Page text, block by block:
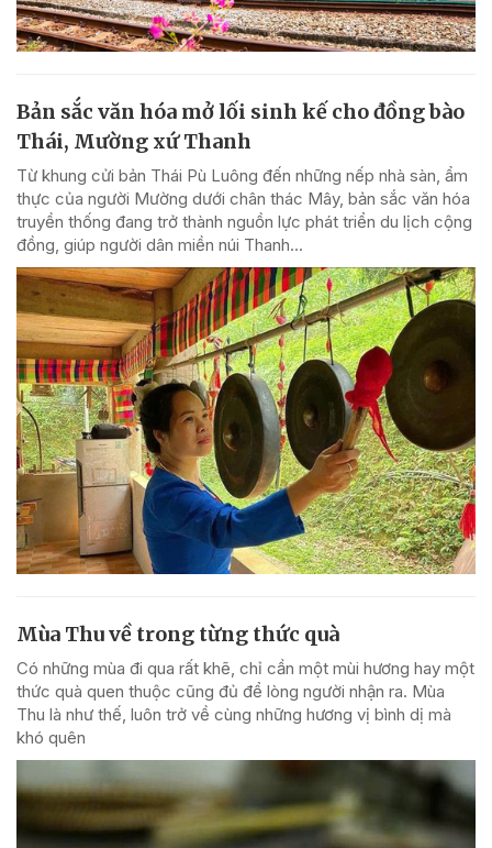
Bản sắc văn hóa mở lối sinh kế cho đồng bào
Thái, Mường xứ Thanh
Từ khung cửi bản Thái Pù Luông đến những nếp nhà sàn, ẩm
thực của người Mường dưới chân thác Mây, bản sắc văn hóa
truyền thống đang trở thành nguồn lực phát triển du lịch cộng
đồng, giúp người dân miền núi Thanh...
Mùa Thu về trong từng thức quà
Có những mùa đi qua rất khẽ, chỉ cần một mùi hương hay một
thức quà quen thuộc cũng đủ để lòng người nhận ra. Mùa
Thu là như thế, luôn trở về cùng những hương vị bình dị mà
khó quên